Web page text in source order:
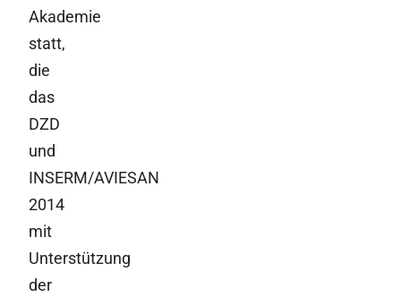
Akademie
statt,
die
das
DZD
und
INSERM/AVIESAN
2014
mit
Unterstützung
der